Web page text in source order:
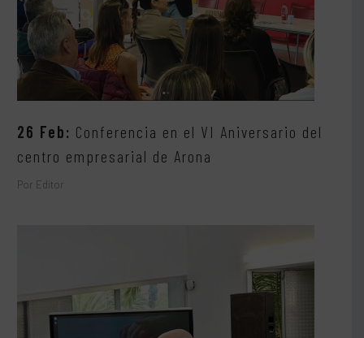
26 Feb: Conferencia en el VI Aniversario del
centro empresarial de Arona
Por Editor